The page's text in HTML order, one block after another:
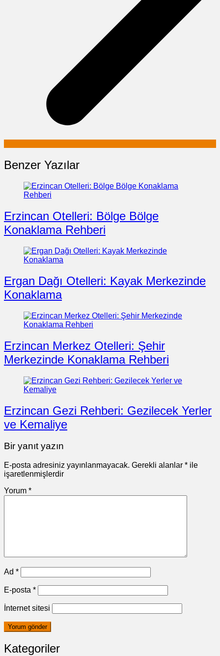
Benzer Yazılar
Erzincan Otelleri: Bölge Bölge
Konaklama Rehberi
Ergan Dağı Otelleri: Kayak Merkezinde
Konaklama
Erzincan Merkez Otelleri: Şehir
Merkezinde Konaklama Rehberi
Erzincan Gezi Rehberi: Gezilecek Yerler
ve Kemaliye
Bir yanıt yazın
E-posta adresiniz yayınlanmayacak. Gerekli alanlar * ile
işaretlenmişlerdir
Yorum *
Ad *
E-posta *
İnternet sitesi
Kategoriler